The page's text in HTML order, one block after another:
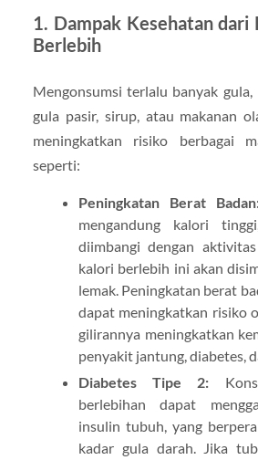
1. Dampak Kesehatan dari
Berlebih
Mengonsumsi terlalu banyak
gula pasir, sirup, atau makanan
meningkatkan risiko berbagai
seperti:
Peningkatan Berat
mengandung kalori
diimbangi dengan
kalori berlebih ini akan
lemak. Peningkatan berat
dapat meningkatkan risiko
gilirannya meningkatkan
penyakit jantung, diabetes,
Diabetes Tipe 2:
berlebihan dapat
insulin tubuh, yang
kadar gula darah. Jika